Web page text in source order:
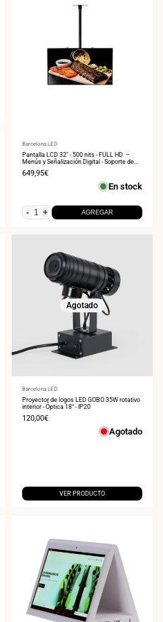
Proveedor:
Barcelona LED
Pantalla LCD 32" - 500 nits - FULL HD –
Menús y Señalización Digital - Soporte de
Precio
649,95€
En stock
- + AGREGAR
Agotado
Proveedor:
Barcelona LED
Proyector de logos LED GOBO 35W rotativo
interior - Óptica 18° - IP20
Precio
120,00€
Agotado
VER PRODUCTO